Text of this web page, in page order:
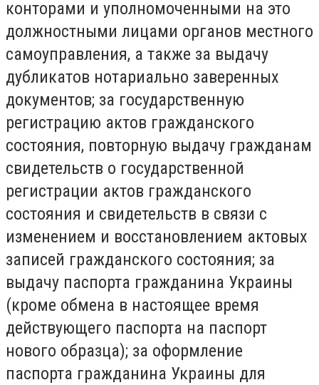
конторами и уполномоченными на это
должностными лицами органов местного
самоуправления, а также за выдачу
дубликатов нотариально заверенных
документов; за государственную
регистрацию актов гражданского
состояния, повторную выдачу гражданам
свидетельств о государственной
регистрации актов гражданского
состояния и свидетельств в связи с
изменением и восстановлением актовых
записей гражданского состояния; за
выдачу паспорта гражданина Украины
(кроме обмена в настоящее время
действующего паспорта на паспорт
нового образца); за оформление
паспорта гражданина Украины для